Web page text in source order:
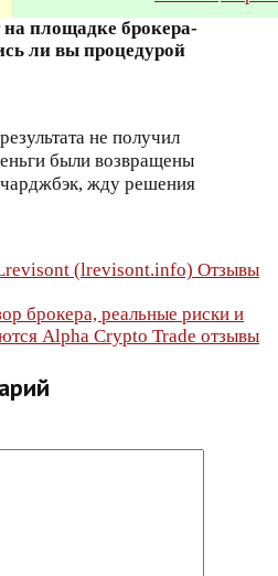
площадке брокера-
ли вы процедурой
не получил
были возвращены
жду решения
(lrevisont.info) Отзывы
брокера, реальные риски и
Alpha Crypto Trade отзывы